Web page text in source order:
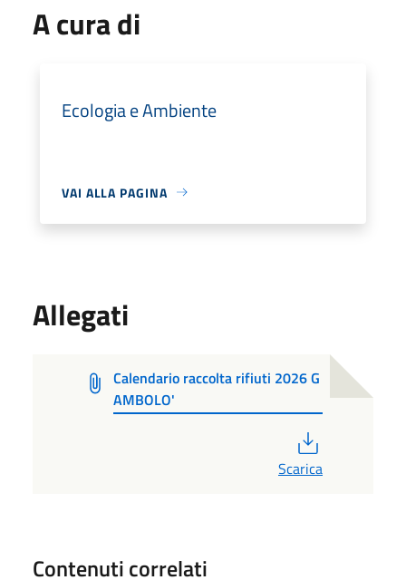
A cura di
Ecologia e Ambiente
VAI ALLA PAGINA
Allegati
Calendario raccolta rifiuti 2026 G
AMBOLO'
Scarica
Contenuti correlati